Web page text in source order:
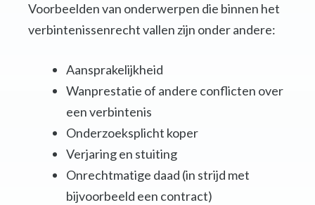
Voorbeelden van onderwerpen die binnen het
verbintenissenrecht vallen zijn onder andere:
Aansprakelijkheid
Wanprestatie of andere conflicten over
een verbintenis
Onderzoeksplicht koper
Verjaring en stuiting
Onrechtmatige daad (in strijd met
bijvoorbeeld een contract)